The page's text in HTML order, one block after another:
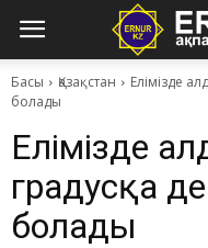
Басы Қазақстан
Елімізде
болады
Елімізде
градусқа
болады